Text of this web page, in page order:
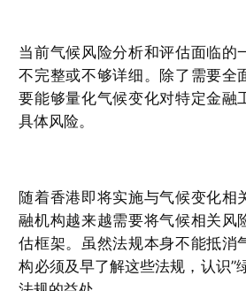
当前气候风险分析和评估面临的
不完整或不够详细。除了需要全
要能够量化气候变化对特定金融
具体风险。
随着香港即将实施与气候变化相
融机构越来越需要将气候相关风
估框架。虽然法规本身不能抵消
构必须及早了解这些法规，认识”